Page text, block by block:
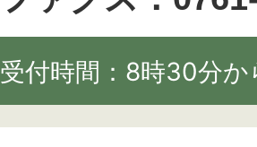
受付時間：8時30分